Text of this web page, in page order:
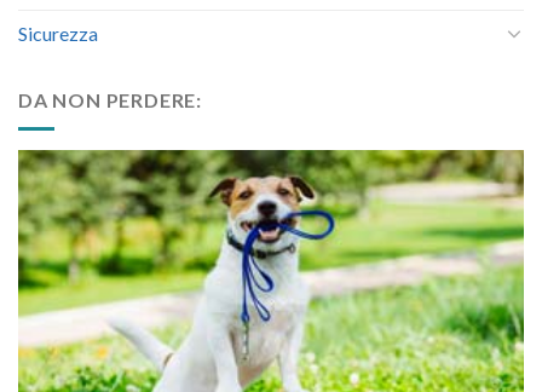
Sicurezza
DA NON PERDERE: